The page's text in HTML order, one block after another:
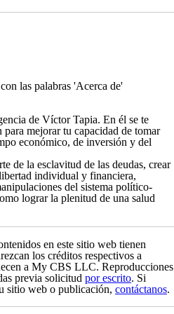
de Víctor Tapia. En él se te
mejorar tu capacidad de tomar
económico, de inversión y del
de la esclavitud de las deudas, crear
individual y financiera,
del sistema político-
lograr la plenitud de una salud
en este sitio web tienen
los créditos respectivos a
a My CBS LLC. Reproducciones
previa solicitud por escrito. Si
sitio web o publicación, contáctanos.